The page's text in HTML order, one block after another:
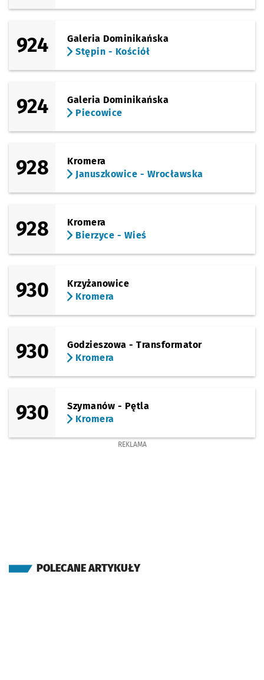
924
Galeria Dominikańska
Stępin - Kościół
924
Galeria Dominikańska
Piecowice
928
Kromera
Januszkowice - Wrocławska
928
Kromera
Bierzyce - Wieś
930
Krzyżanowice
Kromera
930
Godzieszowa - Transformator
Kromera
930
Szymanów - Pętla
Kromera
REKLAMA
POLECANE ARTYKUŁY